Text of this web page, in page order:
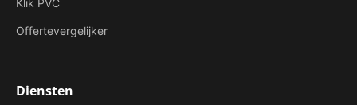
Klik PVC
Offertevergelijker
Diensten